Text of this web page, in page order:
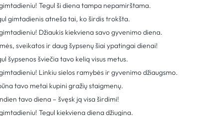
Tegul ši diena tampa nepamirštama.
gimtadienis atneša tai, ko širdis trokšta.
Džiaukis kiekviena savo gyvenimo diena.
sveikatos ir daug šypsenų šiai ypatingai dienai!
šypsenos šviečia tavo kelią visus metus.
Linkiu sielos ramybės ir gyvenimo džiaugsmo.
tavo metai kupini gražių staigmenų.
tavo diena – švęsk ją visa širdimi!
Tegul kiekviena diena džiugina.